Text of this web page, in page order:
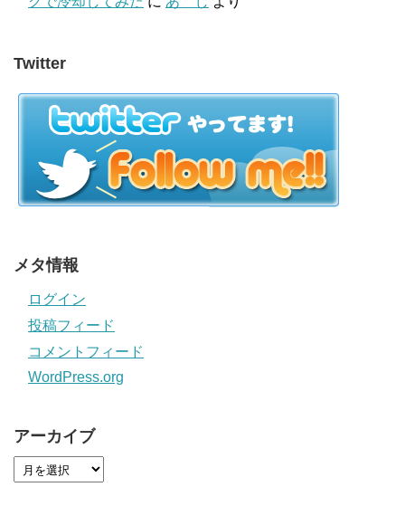
Twitter
メタ情報
ログイン
投稿フィード
コメントフィード
WordPress.org
アーカイブ